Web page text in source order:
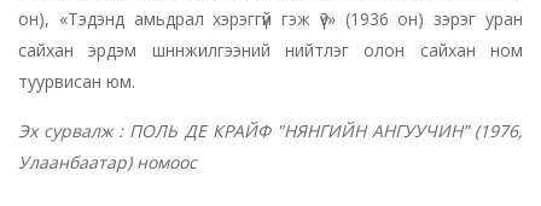
он), «Тэдэнд амьдрал хэрэггүй гэж үү?» (1936 он) зэрэг уран
сайхан эрдэм шннжилгээний нийтлэг олон сайхан ном
туурвисан юм.
Эх сурвалж : ПОЛЬ ДЕ КРАЙФ "НЯНГИЙН АНГУУЧИН” (1976,
Улаанбаатар) номоос